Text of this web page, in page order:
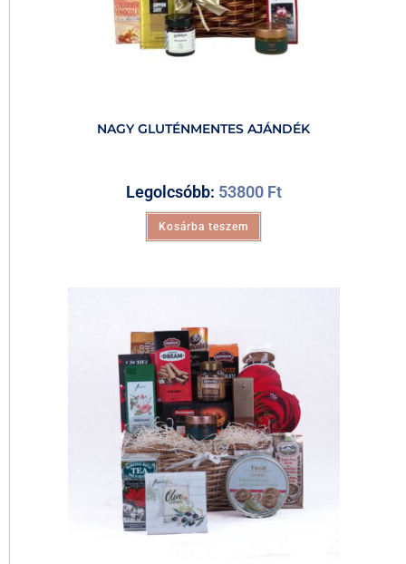
NAGY GLUTÉNMENTES AJÁNDÉK
Legolcsóbb: 53800 Ft
Kosárba teszem